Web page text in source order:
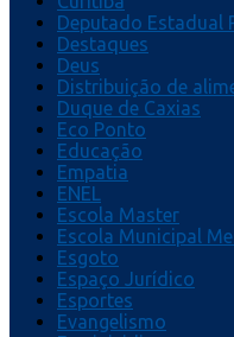
Deputado Estadual
Destaques
Deus
Distribuição de
Duque de Caxias
Eco Ponto
Educação
Empatia
ENEL
Escola Master
Escola Municipal
Esgoto
Espaço Jurídico
Esportes
Evangelismo